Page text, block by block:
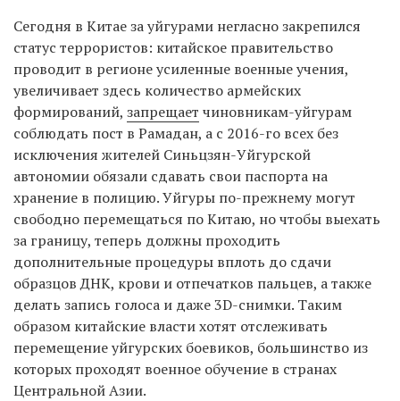
Сегодня в Китае за уйгурами негласно закрепился
статус террористов: китайское правительство
проводит в регионе усиленные военные учения,
увеличивает здесь количество армейских
формирований, запрещает чиновникам-уйгурам
соблюдать пост в Рамадан, а с 2016-го всех без
исключения жителей Синьцзян-Уйгурской
автономии обязали сдавать свои паспорта на
хранение в полицию. Уйгуры по-прежнему могут
свободно перемещаться по Китаю, но чтобы выехать
за границу, теперь должны проходить
дополнительные процедуры вплоть до сдачи
образцов ДНК, крови и отпечатков пальцев, а также
делать запись голоса и даже 3D-снимки. Таким
образом китайские власти хотят отслеживать
перемещение уйгурских боевиков, большинство из
которых проходят военное обучение в странах
Центральной Азии.